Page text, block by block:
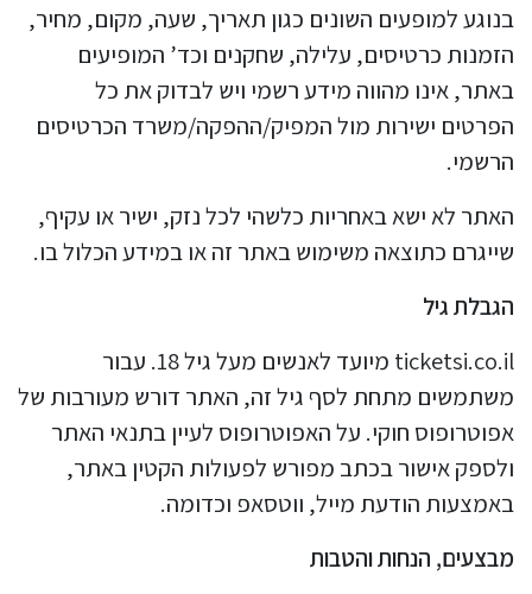
בנוגע למופעים השונים כגון תאריך, שעה, מקום, מחיר,
הזמנות כרטיסים, עלילה, שחקנים וכד’ המופיעים
באתר, אינו מהווה מידע רשמי ויש לבדוק את כל
הפרטים ישירות מול המפיק/ההפקה/משרד הכרטיסים
הרשמי.
האתר לא ישא באחריות כלשהי לכל נזק, ישיר או עקיף,
שייגרם כתוצאה משימוש באתר זה או במידע הכלול בו.
הגבלת גיל
ticketsi.co.il מיועד לאנשים מעל גיל 18. עבור
משתמשים מתחת לסף גיל זה, האתר דורש מעורבות של
אפוטרופוס חוקי. על האפוטרופוס לעיין בתנאי האתר
ולספק אישור בכתב מפורש לפעולות הקטין באתר,
באמצעות הודעת מייל, ווטסאפ וכדומה.
מבצעים, הנחות והטבות